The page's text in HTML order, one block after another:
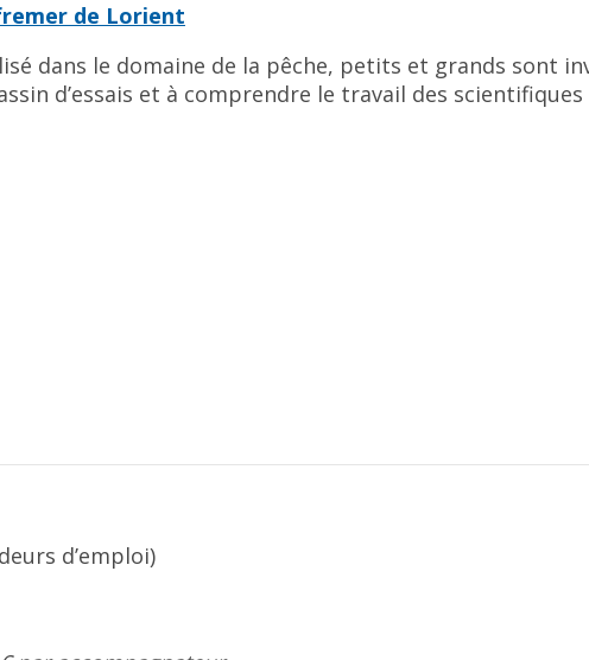
de Lorient
dans le domaine de la pêche, petits et grands sont
d’essais et à comprendre le travail des
d’emploi)